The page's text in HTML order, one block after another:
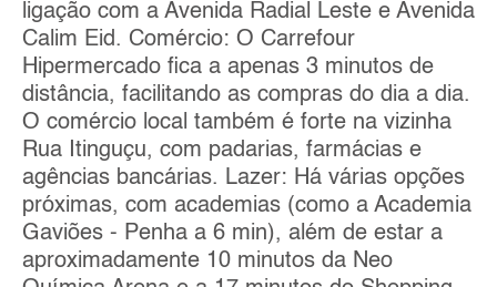
ligação com a Avenida Radial Leste e Avenida
Calim Eid. Comércio: O Carrefour
Hipermercado fica a apenas 3 minutos de
distância, facilitando as compras do dia a dia.
O comércio local também é forte na vizinha
Rua Itinguçu, com padarias, farmácias e
agências bancárias. Lazer: Há várias opções
próximas, com academias (como a Academia
Gaviões - Penha a 6 min), além de estar a
aproximadamente 10 minutos da Neo